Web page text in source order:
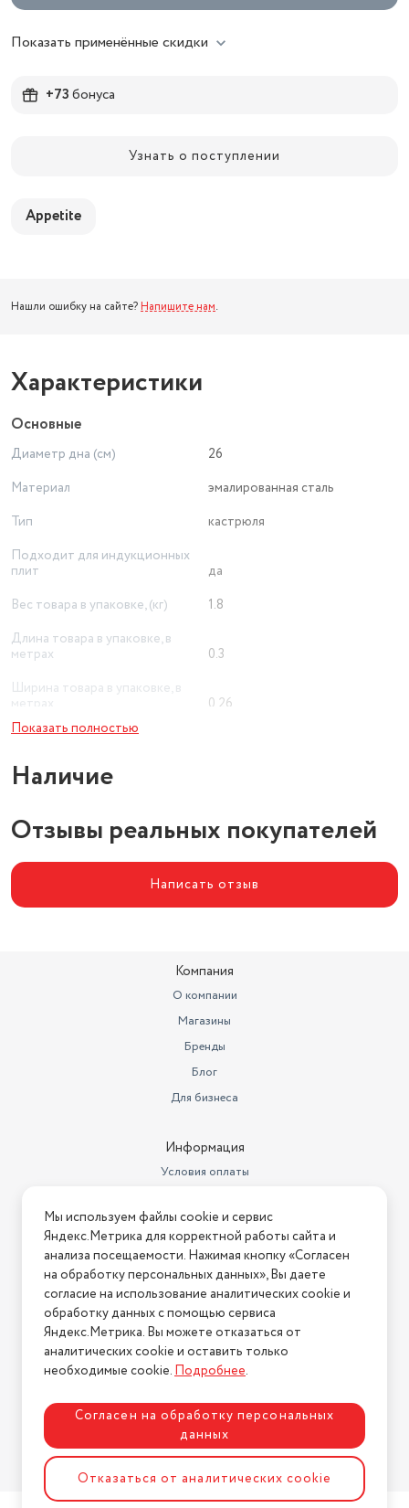
Показать применённые скидки
+73бонуса
Узнать о поступлении
Appetite
Нашли ошибку на сайте? Напишите нам.
Характеристики
Основные
Диаметр дна (см)
26
Материал
эмалированная сталь
Тип
кастрюля
Подходит для индукционных
плит
да
Вес товара в упаковке, (кг)
1.8
Длина товара в упаковке, в
метрах
0.3
Ширина товара в упаковке, в
0.26
Высота товара в упаковке, в
Объем товара в упаковке, в
Показать полностью
Наличие
Отзывы реальных покупателей
Написать отзыв
Компания
О компании
Магазины
Бренды
Блог
Для бизнеса
Информация
Условия оплаты
Условия возврата
Нашли ошибку на сайте? Напишите нам
2026 © Интернет-магазин "АстМаркет". У нас есть всё!
Политика конфиденциальности
Разработка сайтаASTDESIGN
Мы используем файлы cookie и сервис
Яндекс.Метрика для корректной работы сайта и
анализа посещаемости. Нажимая кнопку «Согласен
на обработку персональных данных», Вы даете
согласие на использование аналитических cookie и
обработку данных с помощью сервиса
Яндекс.Метрика. Вы можете отказаться от
аналитических cookie и оставить только
необходимые cookie.Подробнее.
Согласен на обработку персональных
данных
Отказаться от аналитических cookie